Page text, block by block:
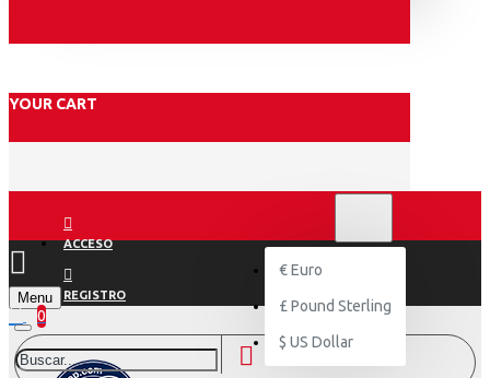
YOUR CART
ACCESO
REGISTRO
€ Euro
£ Pound Sterling
$ US Dollar
Menu
0